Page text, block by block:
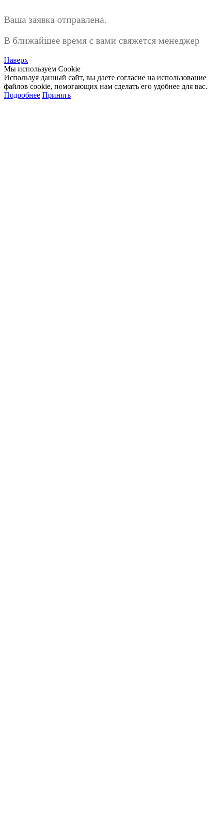
Ваша заявка отправлена.
В ближайшее время с вами свяжется менеджер
Наверх
Мы используем Cookie
Используя данный сайт, вы даете согласие на использование
файлов cookie, помогающих нам сделать его удобнее для вас.
Подробнее Принять